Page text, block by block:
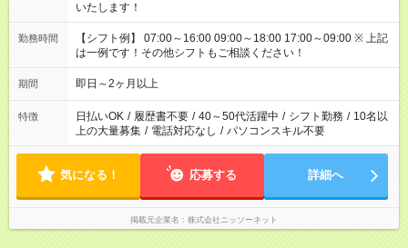
いたします！
勤務時間
【シフト例】 07:00～16:00 09:00～18:00 17:00～09:00 ※ 上記
は一例です！その他シフトもご相談ください！
期間 即日～2ヶ月以上
特徴 日払いOK / 履歴書不要 / 40～50代活躍中 / シフト勤務 / 10名以
上の大量募集 / 電話対応なし / パソコンスキル不要
気になる！ 応募する 詳細へ
掲載元企業名 株式会社ニッソーネット